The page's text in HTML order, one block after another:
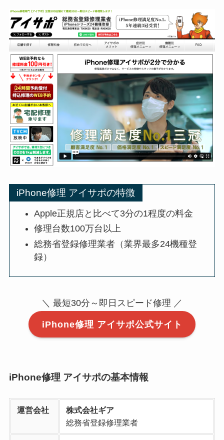
iPhone修理 アイサポの特徴
Apple正規店と比べて3分の1程度の料金
修理台数100万台以上
総務省登録修理業者（業界最多24機種登
録）
＼ 最短30分～即日スピード修理 ／
iPhone修理 アイサポ公式サイト
iPhone修理 アイサポの基本情報
運営会社
株式会社ギア
総務省登録修理業者